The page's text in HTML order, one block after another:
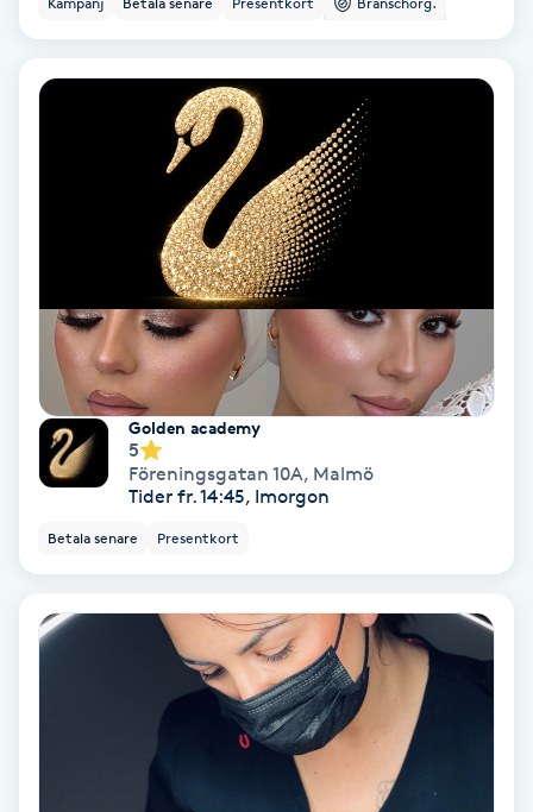
Barber
Barnklippning
BIAB
Brynformning
Golden academy
5
Föreningsgatan 10A, Malmö
Tider fr. 14:45, Imorgon
Betala senare Presentkort